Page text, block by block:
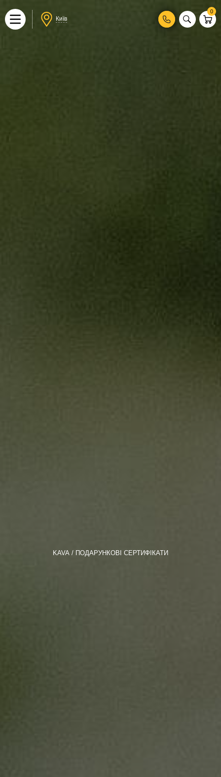
Київ
0
KAVA ПОДАРУНКОВІ СЕРТИФІКАТИ